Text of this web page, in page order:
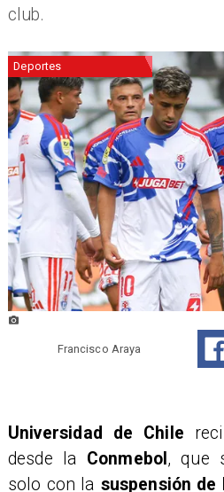
club.
Deportes
Francisco Araya
Universidad de Chile
desde la Conmebol , que
solo con la suspensión